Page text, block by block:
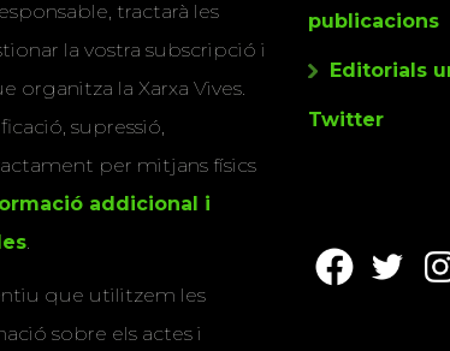
tractarà les
la vostra subscripció i
organitza la Xarxa Vives.
supressió,
per mitjans físics
addicional i
que utilitzem les
sobre els actes i
publicacions
Editorials
Twitter